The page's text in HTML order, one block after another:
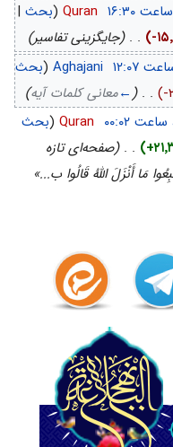
‏
Quran
(بحث|
. . (جایگزینی تفاسیر)
‏
Aghajani
(بحث
‏
. .
(
←معانی کلمات آیه)
Quran
(بحث
. . (صفحه‌ای تازه
مَا أَنْزَلَ اللَّهُ قَالُوا ب...»